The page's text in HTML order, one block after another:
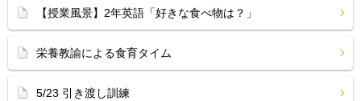
【授業風景】2年英語「好きな食べ物は？」
栄養教諭による食育タイム
5/23 引き渡し訓練